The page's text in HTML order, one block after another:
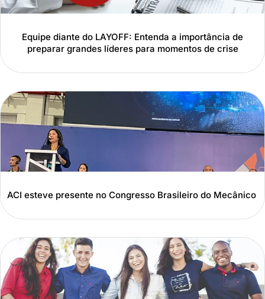
Equipe diante do LAYOFF: Entenda a importância de
preparar grandes líderes para momentos de crise
ACI esteve presente no Congresso Brasileiro do Mecânico